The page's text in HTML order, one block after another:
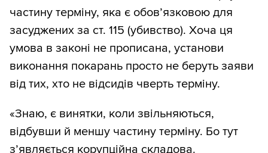
частину терміну, яка є обов’язковою для
засуджених за ст. 115 (убивство). Хоча ця
умова в законі не прописана, установи
виконання покарань просто не беруть заяви
від тих, хто не відсидів чверть терміну.
«Знаю, є винятки, коли звільняються,
відбувши й меншу частину терміну. Бо тут
з’являється корупційна складова.